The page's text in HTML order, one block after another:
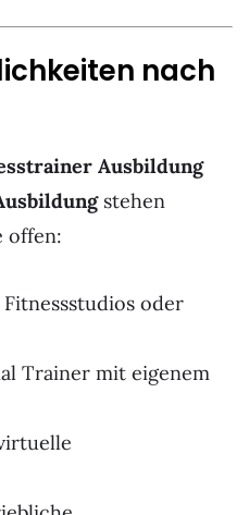
nach
Ausbildung
stehen
offen:
oder
Trainer mit eigenem